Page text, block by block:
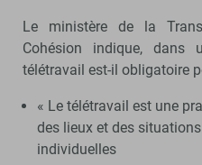
Le ministère de la
Cohésion indique, dans
télétravail est-il obligatoire
« Le télétravail est une
des lieux et des
individuelles